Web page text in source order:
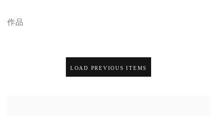
作品
LOAD PREVIOUS ITEMS